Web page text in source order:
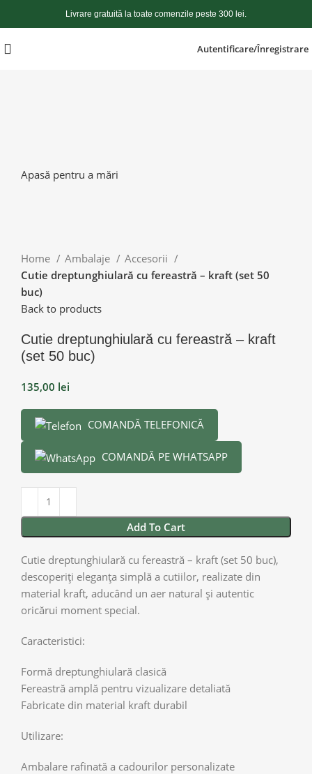
Livrare gratuită la toate comenzile peste 300 lei.
Autentificare/Înregistrare
Apasă pentru a mări
Home Ambalaje
Accesorii
Cutie dreptunghiulară cu fereastră – kraft (set 50
buc)
Back to products
Cutie dreptunghiulară cu fereastră – kraft
(set 50 buc)
135,00 lei
COMANDĂ TELEFONICĂ
COMANDĂ PE WHATSAPP
Add To Cart
Cutie dreptunghiulară cu fereastră – kraft (set 50 buc),
descoperiți eleganța simplă a cutiilor, realizate din
material kraft, aducând un aer natural și autentic
oricărui moment special.
Caracteristici:
Formă dreptunghiulară clasică
Fereastră amplă pentru vizualizare detaliată
Fabricate din material kraft durabil
Utilizare:
Ambalare rafinată a cadourilor personalizate